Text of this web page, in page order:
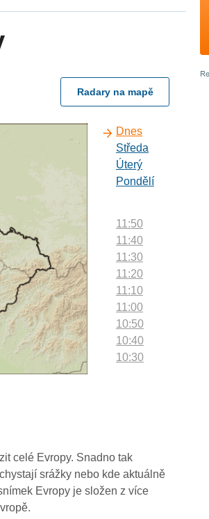
Radary na mapě
Dnes
Středa
Úterý
Pondělí
11:50
11:40
11:30
11:20
11:10
11:00
10:50
10:40
10:30
09:30
09:20
09:10
celé Evropy. Snadno tak
srážky nebo kde aktuálně
Evropy je složen z více